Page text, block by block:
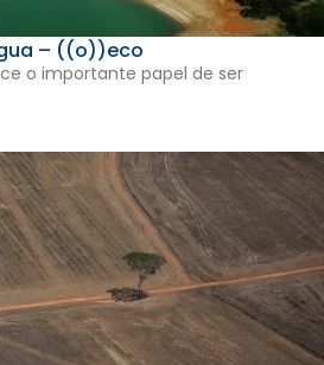
– ((o))eco
o importante papel de ser